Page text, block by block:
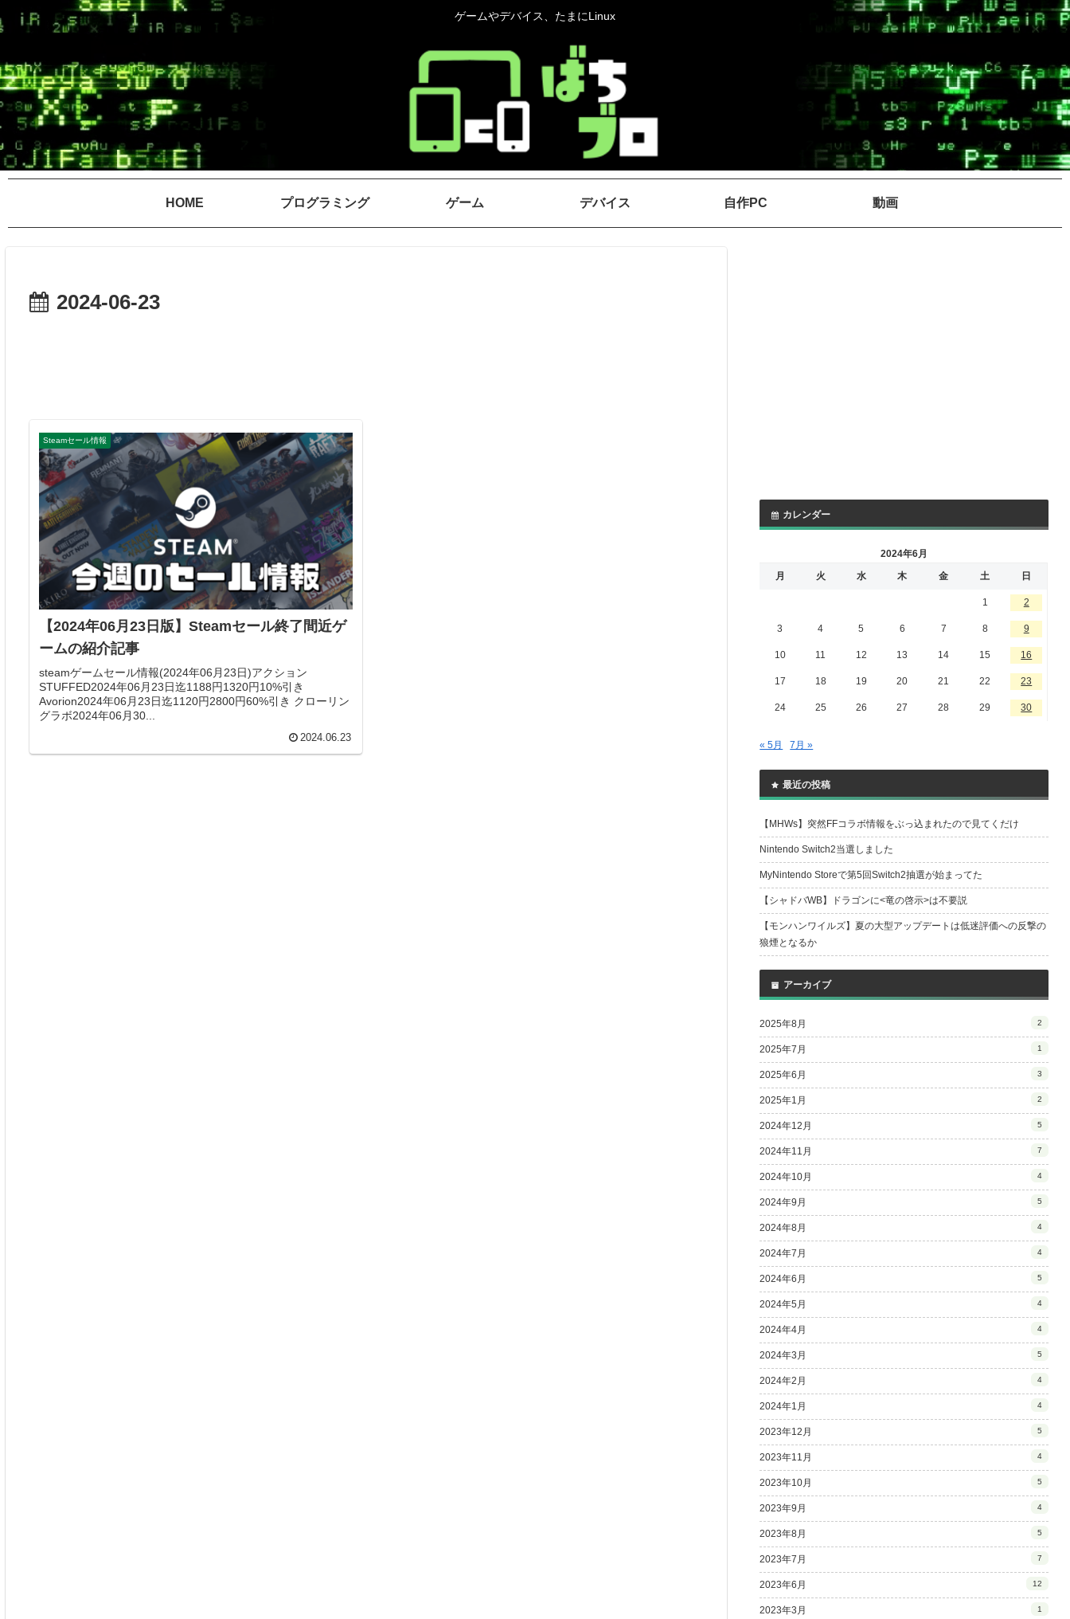
ゲームやデバイス、たまにLinux
HOME プログラミング ゲーム デバイス 自作PC 動画
2024-06-23
Steamセール情報
【2024年06月23日版】Steamセール終了間近ゲ
ームの紹介記事
steamゲームセール情報(2024年06月23日)アクション
STUFFED2024年06月23日迄1188円1320円10%引き
Avorion2024年06月23日迄1120円2800円60%引き クローリン
グラボ2024年06月30...
2024.06.23
カレンダー
2024年6月
月
火 水 木 金 土 日
1 2
3 4 5 6 7 8 9
10 11 12 13 14 15 16
17 18 19 20 21 22 23
24 25 26 27 28 29 30
« 5月 7月 »
最近の投稿
【MHWs】突然FFコラボ情報をぶっ込まれたので見てくだけ
Nintendo Switch2当選しました
MyNintendo Storeで第5回Switch2抽選が始まってた
【シャドバWB】ドラゴンに<竜の啓示>は不要説
【モンハンワイルズ】夏の大型アップデートは低迷評価への反撃の
狼煙となるか
アーカイブ
2025年8月 2
2025年7月 1
2025年6月 3
2025年1月 2
2024年12月 5
2024年11月 7
2024年10月 4
2024年9月 5
2024年8月 4
2024年7月 4
2024年6月 5
2024年5月 4
2024年4月 4
2024年3月 5
2024年2月 4
2024年1月 4
2023年12月 5
2023年11月 4
2023年10月 5
2023年9月 4
2023年8月 5
2023年7月 7
2023年6月 12
2023年3月 1